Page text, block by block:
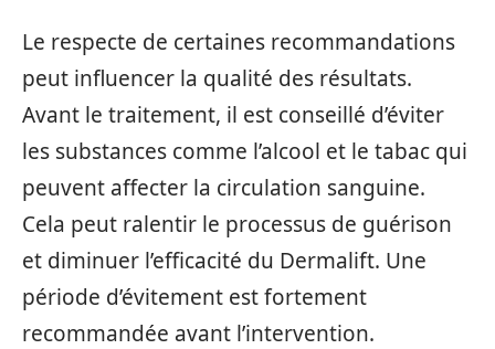
Le respecte de certaines recommandations
peut influencer la qualité des résultats.
Avant le traitement, il est conseillé d’éviter
les substances comme l’alcool et le tabac qui
peuvent affecter la circulation sanguine.
Cela peut ralentir le processus de guérison
et diminuer l’efficacité du Dermalift. Une
période d’évitement est fortement
recommandée avant l’intervention.